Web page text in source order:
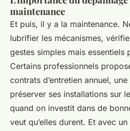
maintenance
Et puis, il y a la maintenance.
lubrifier les mécanismes,
gestes simples mais essentiels
Certains professionnels
contrats d’entretien annuel,
préserver ses installations sur
quand on investit dans de
veut qu’elles durent. Et avec